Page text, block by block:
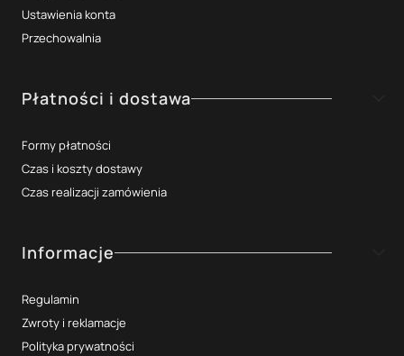
Ustawienia konta
Przechowalnia
Płatności i dostawa
Formy płatności
Czas i koszty dostawy
Czas realizacji zamówienia
Informacje
Regulamin
Zwroty i reklamacje
Polityka prywatności